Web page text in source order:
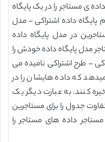
ی مستاجر را در یک پایگاه
پایگاه داده اشتراکی – مدل
در مدل پایگاه داده
مدل پایگاه داده خودش را
– طرح اشتراکی نامیده می
که داده هایشان را در
کنند. به عبارت دیگر یک
جدول را برای مستاجرین
مختلف ذخیره کند و یک ستونId مستاجر داده های مستاجر را